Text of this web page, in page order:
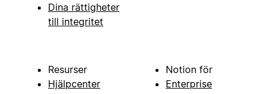
Dina rättigheter
till integritet
Resurser
Hjälpcenter
Notion för
Enterprise